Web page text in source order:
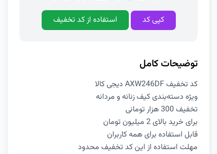
کپی کد استفاده از کد تخفیف
توضیحات کامل
کد تخفیف AXW246DF دیجی کالا
ویژه دسته‌بندی کیف زنانه و مردانه
تخفیف 300 هزار تومانی
برای خرید بالای 2 میلیون تومان
قابل استفاده برای همه کاربران
مهلت استفاده از این کد تخفیف محدود